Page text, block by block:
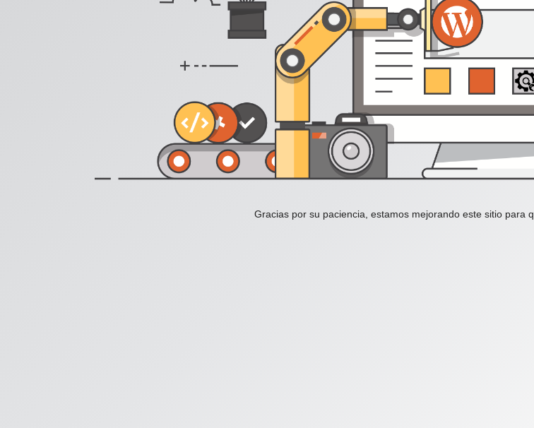
Gracias por su paciencia, estamos mejorando este sitio para